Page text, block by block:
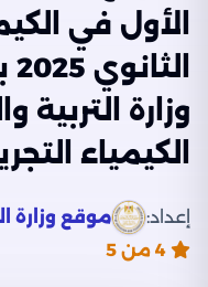
الأول في
وزارة التربية
الكيمياء
إعداد: موقع وزارة
4 من 5